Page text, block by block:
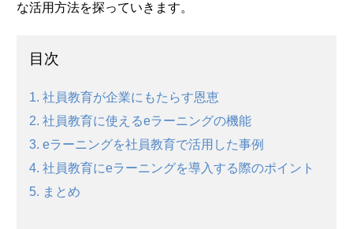
な活用方法を探っていきます。
目次
1. 社員教育が企業にもたらす恩恵
2. 社員教育に使えるeラーニングの機能
3. eラーニングを社員教育で活用した事例
4. 社員教育にeラーニングを導入する際のポイント
5. まとめ